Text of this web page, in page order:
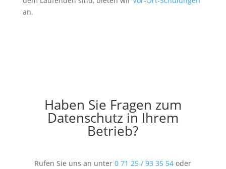
an.
Haben Sie Fragen zum
Datenschutz in Ihrem
Betrieb?
Rufen Sie uns an unter0 71 25 / 93 35 54 oder